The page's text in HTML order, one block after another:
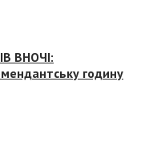
ВНОЧІ:
годину